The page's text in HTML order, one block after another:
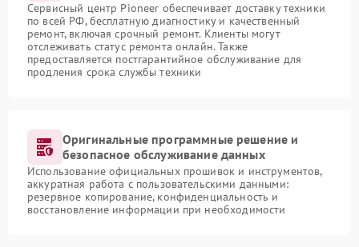
Сервисный центр Pioneer обеспечивает доставку техники
по всей РФ, бесплатную диагностику и качественный
ремонт, включая срочный ремонт. Клиенты могут
отслеживать статус ремонта онлайн. Также
предоставляется постгарантийное обслуживание для
продления срока службы техники
Оригинальные программные решение и
безопасное обслуживание данных
Использование официальных прошивок и инструментов,
аккуратная работа с пользовательскими данными:
резервное копирование, конфиденциальность и
восстановление информации при необходимости